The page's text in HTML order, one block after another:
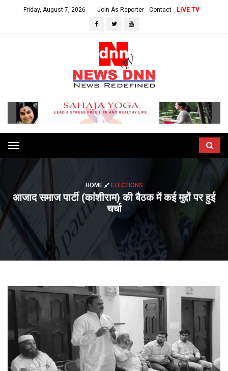
Friday, August 7, 2026 Join As Reporter Contact LIVE TV
Toggle
navigation
HOME ELECTIONS
आजाद समाज पार्टी (कांशीराम) की बैठक में कई मुद्दों पर हुई
चर्चा